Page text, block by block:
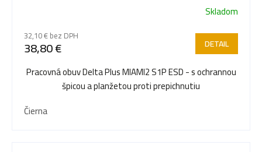
Skladom
32,10 € bez DPH
38,80 € DETAIL
Pracovná obuv Delta Plus MIAMI2 S1P ESD - s ochrannou
špicou a planžetou proti prepichnutiu
Čierna